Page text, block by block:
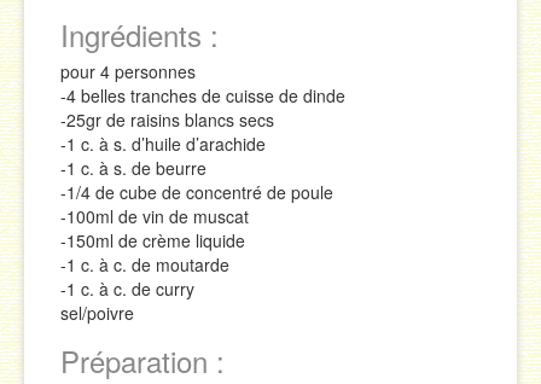
Ingrédients :
pour 4 personnes
-4 belles tranches de cuisse de dinde
-25gr de raisins blancs secs
-1 c. à s. d’huile d’arachide
-1 c. à s. de beurre
-1/4 de cube de concentré de poule
-100ml de vin de muscat
-150ml de crème liquide
-1 c. à c. de moutarde
-1 c. à c. de curry
sel/poivre
Préparation :